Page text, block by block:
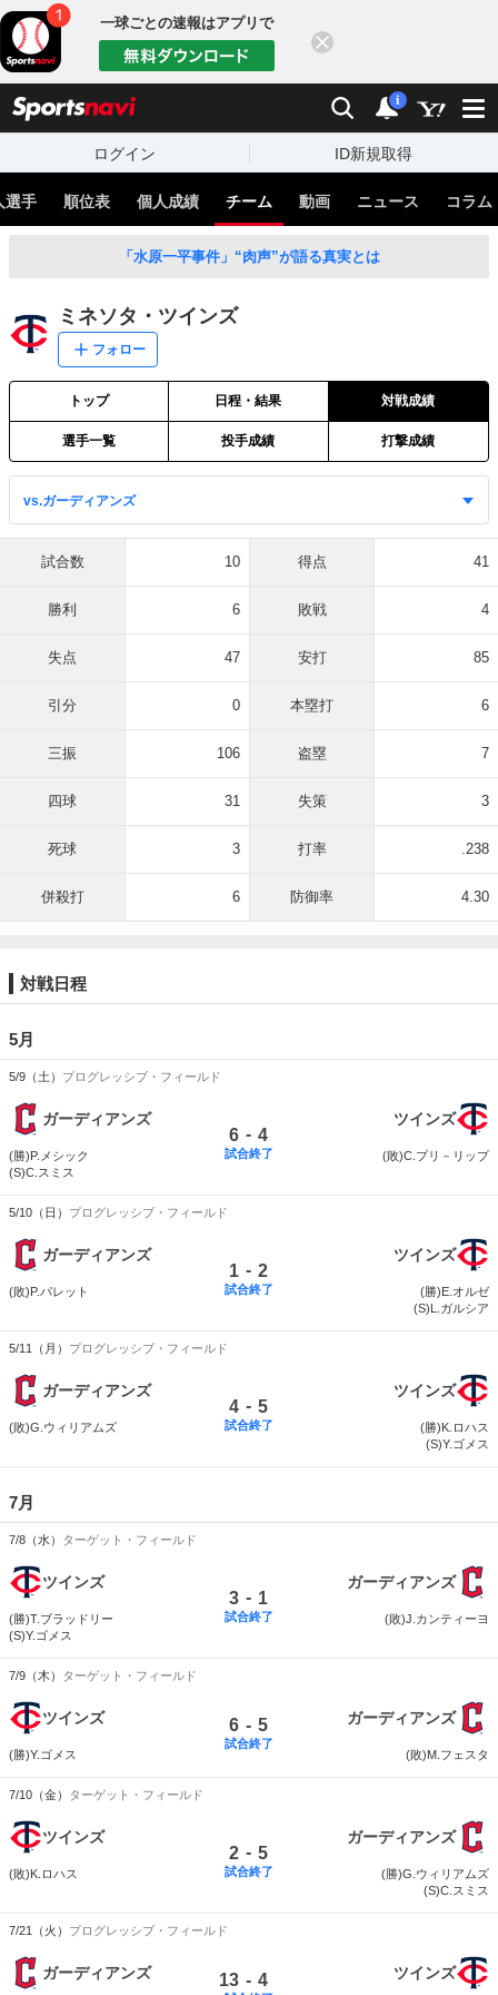
一球ごとの速報はアプリで
検索 通知
i
ログイン ID新規取得
選手 順位表 個人成績 チーム 動画 ニュース コラム
「水原一平事件」“肉声”が語る真実とは
ミネソタ・ツインズ
フォロー
トップ 日程・結果 対戦成績
選手一覧 投手成績 打撃成績
試合数 10 得点 41
勝利 6 敗戦 4
失点 47 安打 85
引分 0 本塁打 6
三振 106 盗塁 7
四球 31 失策 3
死球 3 打率 .238
併殺打 6 防御率 4.30
対戦日程
5月
5/9（土） プログレッシブ・フィールド
ガーディアンズ
(勝)P.メシック
(S)C.スミス
6 - 4
試合終了
ツインズ
(敗)C.プリ－リップ
5/10（日） プログレッシブ・フィールド
ガーディアンズ
(敗)P.パレット
1 - 2
試合終了
ツインズ
(勝)E.オルゼ
(S)L.ガルシア
5/11（月） プログレッシブ・フィールド
ガーディアンズ
(敗)G.ウィリアムズ
4 - 5
試合終了
ツインズ
(勝)K.ロハス
(S)Y.ゴメス
7月
7/8（水） ターゲット・フィールド
ツインズ
(勝)T.ブラッドリー
(S)Y.ゴメス
3 - 1
試合終了
ガーディアンズ
(敗)J.カンティーヨ
7/9（木） ターゲット・フィールド
ツインズ
(勝)Y.ゴメス
6 - 5
試合終了
ガーディアンズ
(敗)M.フェスタ
7/10（金） ターゲット・フィールド
ツインズ
(敗)K.ロハス
2 - 5
試合終了
ガーディアンズ
(勝)G.ウィリアムズ
(S)C.スミス
7/21（火） プログレッシブ・フィールド
ガーディアンズ 13 - 4 ツインズ